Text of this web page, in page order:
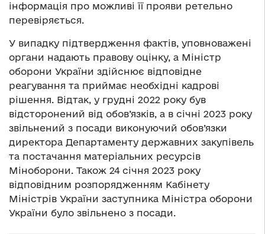
інформація про можливі її прояви ретельно
перевіряється.
У випадку підтвердження фактів, уповноважені
органи надають правову оцінку, а Міністр
оборони України здійснює відповідне
реагування та приймає необхідні кадрові
рішення. Відтак, у грудні 2022 року був
відсторонений від обов’язків, а в січні 2023 року
звільнений з посади виконуючий обов’язки
директора Департаменту державних закупівель
та постачання матеріальних ресурсів
Міноборони. Також 24 січня 2023 року
відповідним розпорядженням Кабінету
Міністрів України заступника Міністра оборони
України було звільнено з посади.